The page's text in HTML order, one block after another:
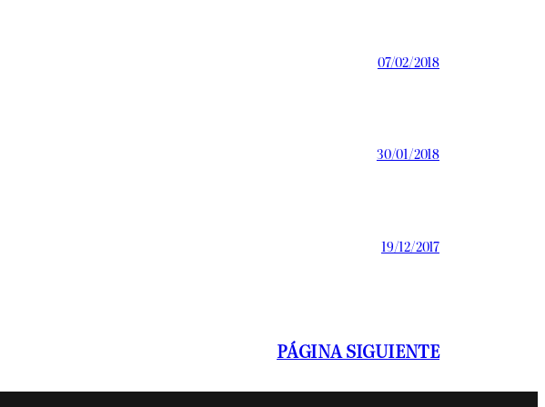
07/02/2018
30/01/2018
19/12/2017
PÁGINA SIGUIENTE